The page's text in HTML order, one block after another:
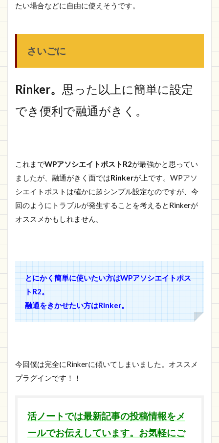
たい場合などに自由に使えそうです。
さいごに
Rinker。 思った以上に簡単に設定
でき便利で融通がきく。
これまでWPアソシエイトポストR2が最強かと思ってい
ましたが、融通がきく面ではRinkerが上です。WPアソ
シエイトポストは確かに超シンプル設定なのですが、今
回のようにトラブルが発生することを考えるとRinkerが
オススメかもしれません。
とにかく簡単に使いたい方はWPアソシエイトポス
トR2。
融通をきかせたい方はRinker。
今回僕は完全にRinkerに傾いてしまいました。オススメ
プラグインです！！
活ノートでは最新記事の投稿情報をメ
ールでお伝えしています。お気軽にご